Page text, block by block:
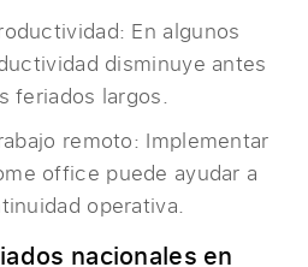
En algunos
disminuye antes
feriados largos.
remoto: Implementar
office puede ayudar a
operativa.
nacionales en